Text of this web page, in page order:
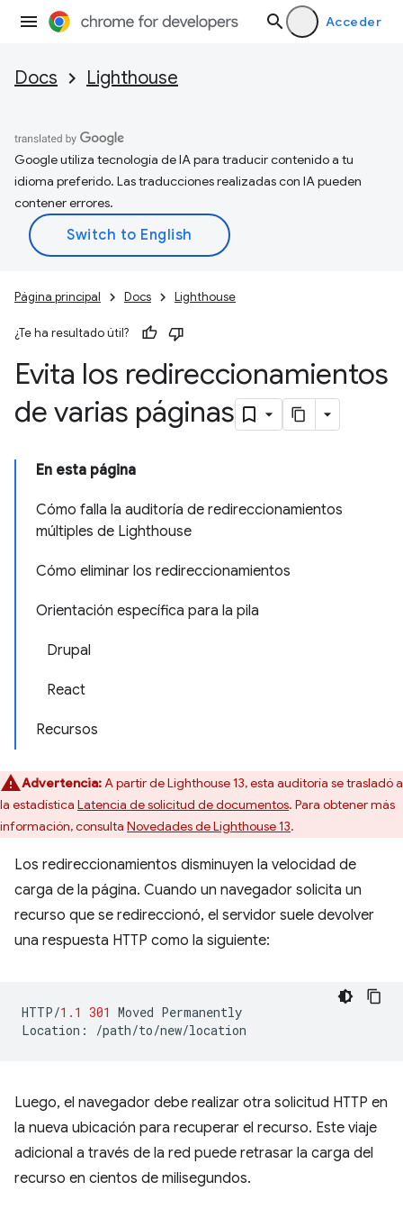
Acceder
Docs Lighthouse
Google utiliza tecnología de IA para traducir contenido a tu
idioma preferido. Las traducciones realizadas con IA pueden
contener errores.
Página principal Docs Lighthouse
¿Te ha resultado útil?
Evita los redireccionamientos
de varias páginas
En esta página
Cómo falla la auditoría de redireccionamientos
múltiples de Lighthouse
Cómo eliminar los redireccionamientos
Orientación específica para la pila
Drupal
React
Recursos
Advertencia:A partir de Lighthouse 13, esta auditoría se trasladó a
la estadística Latencia de solicitud de documentos. Para obtener más
información, consulta Novedades de Lighthouse 13.
Los redireccionamientos disminuyen la velocidad de
carga de la página. Cuando un navegador solicita un
recurso que se redireccionó, el servidor suele devolver
una respuesta HTTP como la siguiente:
HTTP/1.1 301 Moved Permanently
Location : /path/to/new/location
Luego, el navegador debe realizar otra solicitud HTTP en
la nueva ubicación para recuperar el recurso. Este viaje
adicional a través de la red puede retrasar la carga del
recurso en cientos de milisegundos.